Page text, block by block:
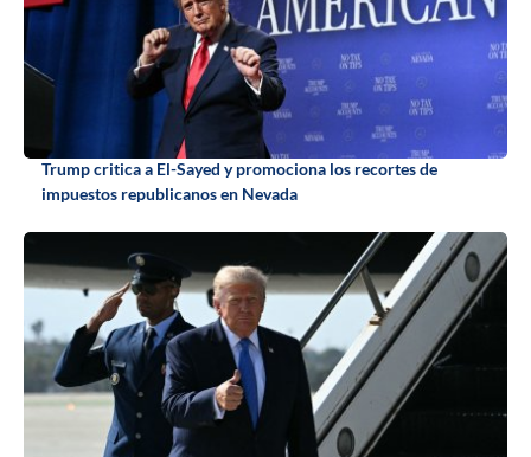
Trump critica a El-Sayed y promociona los recortes de
impuestos republicanos en Nevada